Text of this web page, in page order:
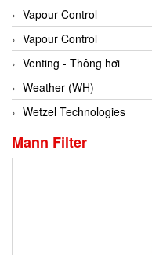
Copeland
Cortem
Cosa Xentaur
Cosil
Coulton
Crouzet
Crowcon
Vapour Control
Vapour Control
Venting - Thông hơi
Weather (WH)
Wetzel Technologies
Mann Filter